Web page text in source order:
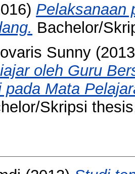
Pelaksanaan
Bachelor/
Sunny
oleh Guru
pada Mata
Skripsi